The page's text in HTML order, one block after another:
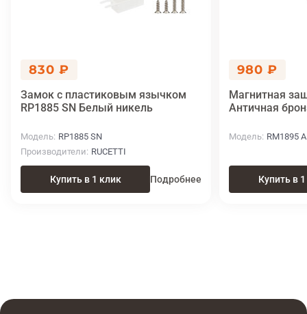
830 ₽
Замок с пластиковым язычком
RP1885 SN Белый никель
Модель RP1885 SN
Производители RUCETTI
Купить в 1 клик Подробнее
980 ₽
Магнитная
Античная
Модель RM1895
Купить в